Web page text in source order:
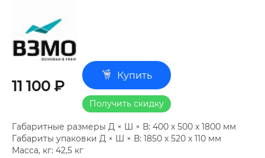
11 100 ₽
Купить
Получить скидку
Габаритные размеры Д × Ш × В: 400 х 500 х 1800 мм
Габариты упаковки Д × Ш × В: 1850 х 520 х 110 мм
Масса, кг: 42,5 кг